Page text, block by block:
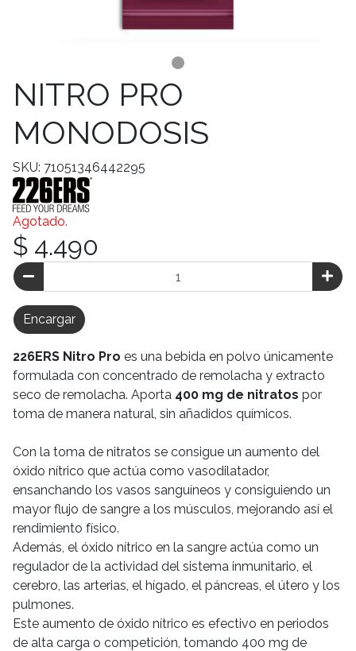
NITRO PRO
MONODOSIS
SKU: 71051346442295
Agotado.
$ 4.490
Encargar
226ERS Nitro Pro es una bebida en polvo únicamente
formulada con concentrado de remolacha y extracto
seco de remolacha. Aporta 400 mg de nitratos por
toma de manera natural, sin añadidos químicos.
Con la toma de nitratos se consigue un aumento del
óxido nítrico que actúa como vasodilatador,
ensanchando los vasos sanguíneos y consiguiendo un
mayor flujo de sangre a los músculos, mejorando así el
rendimiento físico.
Además, el óxido nítrico en la sangre actúa como un
regulador de la actividad del sistema inmunitario, el
cerebro, las arterias, el hígado, el páncreas, el útero y los
pulmones.
Este aumento de óxido nítrico es efectivo en periodos
de alta carga o competición, tomando 400 mg de